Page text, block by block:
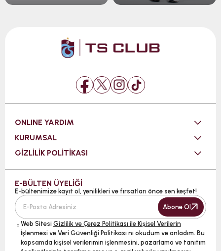
ONLINE YARDIM
KURUMSAL
GİZLİLİK POLİTİKASI
E-BÜLTEN ÜYELİĞİ
E-bültenimize kayıt ol, yenilikleri ve fırsatları önce sen keşfet!
Abone Ol
Web Sitesi Gizlilik ve Çerez Politikası ile Kişisel Verilerin
İşlenmesi ve Veri Güvenliği Politikası nı okudum ve anladım. Bu
kapsamda kişisel verilerimin işlenmesini, pazarlama ve tanıtım